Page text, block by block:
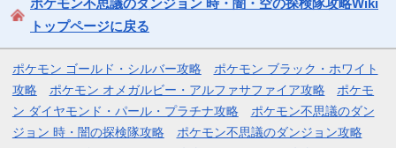
ポケモン不思議のダンジョン 時・闇・空の探検隊攻略Wiki
トップページに戻る
ポケモン ゴールド・シルバー攻略
ポケモン ブラック・ホワイト
攻略
ポケモン オメガルビー・アルファサファイア攻略
ポケモ
ン ダイヤモンド・パール・プラチナ攻略
ポケモン不思議のダン
ジョン 時・闇の探検隊攻略
ポケモン不思議のダンジョン攻略